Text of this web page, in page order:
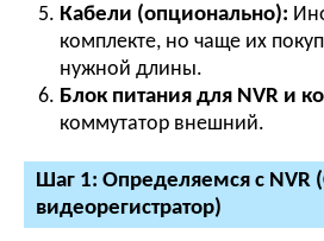
Кабели (опционально):
комплекте, но чаще их
нужной длины.
Блок питания для NVR и
коммутатор внешний.
Шаг 1: Определяемся с NVR
видеорегистратор)